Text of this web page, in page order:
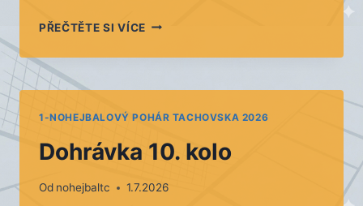
PŘEČTĚTE SI VÍCE13.
1-NOHEJBALOVÝ POHÁR TACHOVSKA 2026
Dohrávka 10. kolo
Od nohejbaltc 1.7.2026